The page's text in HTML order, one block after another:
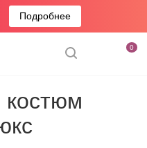
Подробнее
0